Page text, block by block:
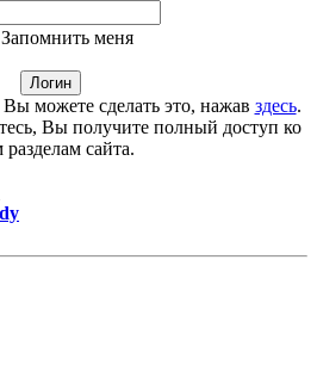
Запомнить меня
можете сделать это, нажав здесь.
Вы получите полный доступ ко
разделам сайта.